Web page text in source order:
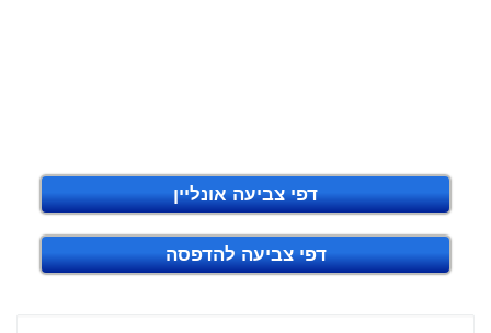
דפי צביעה אונליין
דפי צביעה להדפסה